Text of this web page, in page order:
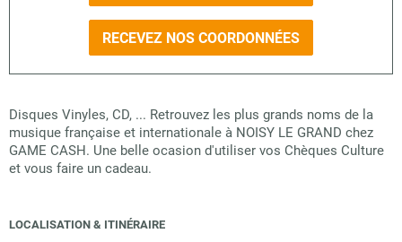
RECEVEZ NOS COORDONNÉES
Disques Vinyles, CD, ... Retrouvez les plus grands noms de la
musique française et internationale à NOISY LE GRAND chez
GAME CASH. Une belle ocasion d'utiliser vos Chèques Culture
et vous faire un cadeau.
LOCALISATION & ITINÉRAIRE